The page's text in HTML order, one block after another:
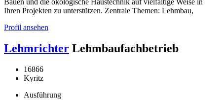
Bauen und die ökologische Haustechnik auf vielfältige Weise in
Ihren Projekten zu unterstützen. Zentrale Themen: Lehmbau,
Profil ansehen
Lehmrichter Lehmbaufachbetrieb
16866
Kyritz
Ausführung